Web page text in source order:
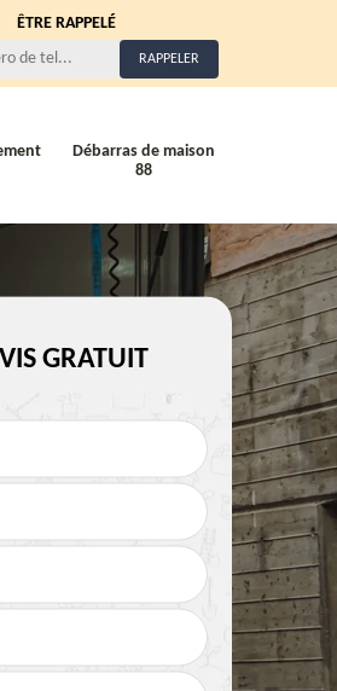
ÊTRE RAPPELÉ
Débarras de maison
88
88
Entreprise de
88
GRATUIT